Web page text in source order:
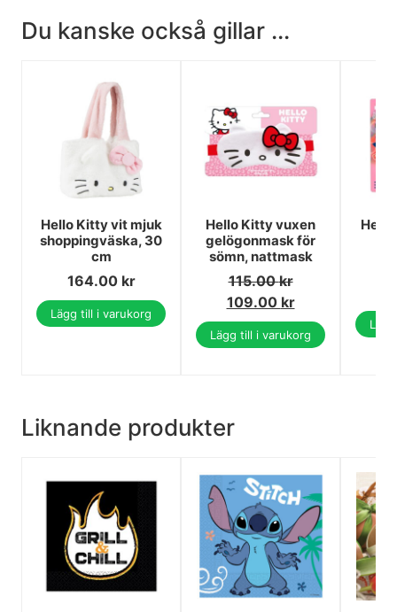
Du kanske också gillar ...
Hello Kitty vit mjuk
shoppingväska, 30
cm
164.00 kr
Lägg till i varukorg
Hello Kitty vuxen
gelögonmask för
sömn, nattmask
115.00kr
109.00 kr
Lägg till i varukorg
Liknande produkter